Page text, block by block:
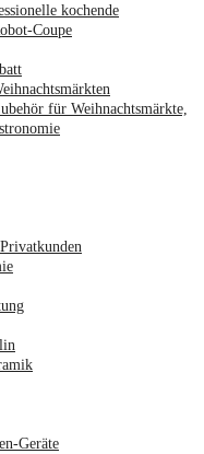
kochende
Coupe
für Weihnachtsmärkte,
Geräte